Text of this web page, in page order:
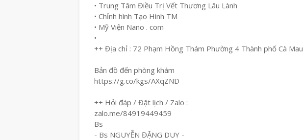
• Trung Tâm Điều Trị Vết Thương Lâu Lành
• Chỉnh hình Tạo Hình TM
• Mỹ Viện Nano . com
•
++ Địa chỉ : 72 Phạm Hồng Thám Phường 4 Thành phố Cà Mau
Bản đồ đến phòng khám
https://g.co/kgs/AXqZND
++ Hỏi đáp / Đặt lịch / Zalo :
zalo.me/84919449459
Bs
- Bs NGUYỄN ĐẶNG DUY -